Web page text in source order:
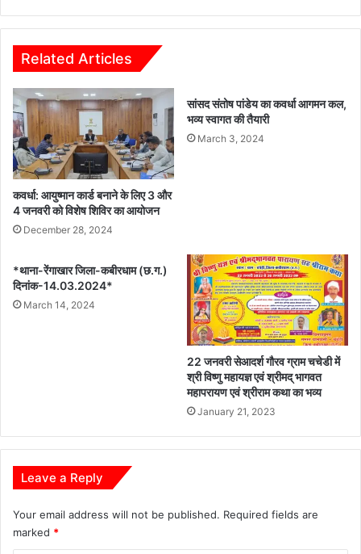
अपनी
उम्मीदवारी
Related Articles
कवर्धा: आयुष्मान कार्ड बनाने के लिए 3 और
4 जनवरी को विशेष शिविर का आयोजन
December 28, 2024
सांसद संतोष पांडेय का कवर्धा आगमन कल,
भव्य स्वागत की तैयारी
March 3, 2024
*थाना-रेंगाखार जिला-कबीरधाम (छ.ग.)
दिनांक-14.03.2024*
March 14, 2024
22 जनवरी सेआदर्श गौरव ग्राम चचेडी में
श्री विष्णु महायज्ञ एवं श्रीमद् भागवत
महापरायण एवं श्रीराम कथा का भव्य
January 21, 2023
Leave a Reply
Your email address will not be published. Required fields are
marked *